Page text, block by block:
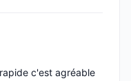
c'est agréable